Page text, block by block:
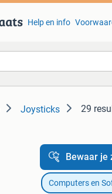
Help en info
Joysticks 29
Bewaar je
Computers en